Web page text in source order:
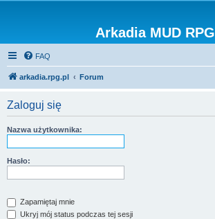
Arkadia MUD RPG
FAQ
arkadia.rpg.pl Forum
Zaloguj się
Nazwa użytkownika:
Hasło:
Zapamiętaj mnie
Ukryj mój status podczas tej sesji